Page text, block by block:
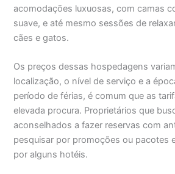
acomodações luxuosas, com camas
suave, e até mesmo sessões de
cães e gatos.
Os preços dessas hospedagens
localização, o nível de serviço e a
período de férias, é comum que as
elevada procura. Proprietários que
aconselhados a fazer reservas com
pesquisar por promoções ou pacotes
por alguns hotéis.